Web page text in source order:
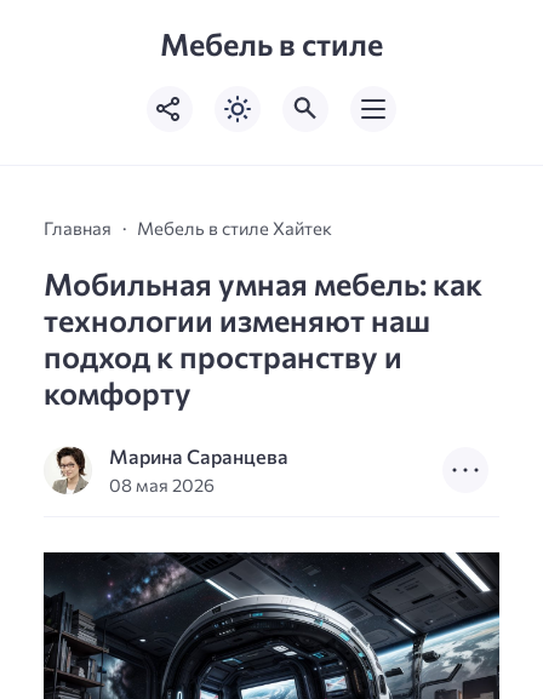
Мебель в стиле
Главная Мебель в стиле Хайтек
Мобильная умная мебель: как
технологии изменяют наш
подход к пространству и
комфорту
Марина Саранцева
08 мая 2026